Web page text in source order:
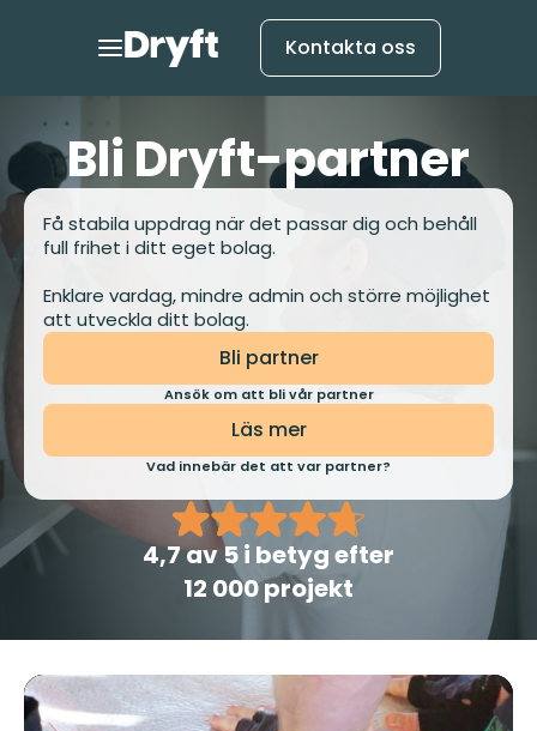
Kontakta oss
Bli Dryft-partner
Få stabila uppdrag när det passar dig och behåll
full frihet i ditt eget bolag.
Enklare vardag, mindre admin och större möjlighet
att utveckla ditt bolag.
Bli partner
Ansök om att bli vår partner
Läs mer
Vad innebär det att var partner?
4,7av 5 i betyg efter
12 000 projekt